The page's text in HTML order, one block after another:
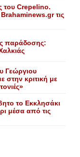
του Crepelino.
τις
παράδοσης:
Γεώργιου
κριτική με
το Eκκλησάκι
μέσα από τις